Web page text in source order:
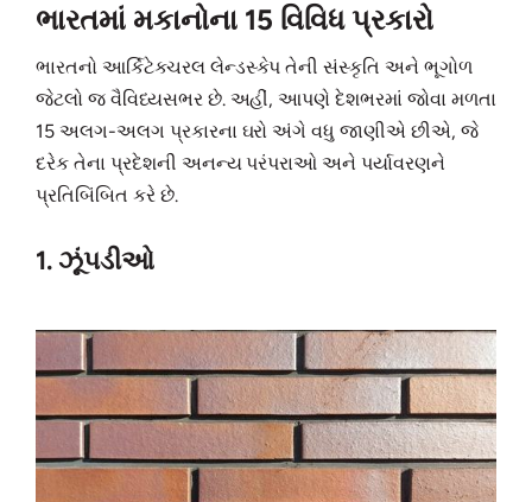
ભારતમાં મકાનોના 15 વિવિધ પ્રકારો
ભારતનો આર્કિટેક્ચરલ લેન્ડસ્કેપ તેની સંસ્કૃતિ અને ભૂગોળ
જેટલો જ વૈવિધ્યસભર છે. અહીં, આપણે દેશભરમાં જોવા મળતા
15 અલગ-અલગ પ્રકારના ઘરો અંગે વધુ જાણીએ છીએ, જે
દરેક તેના પ્રદેશની અનન્ય પરંપરાઓ અને પર્યાવરણને
પ્રતિબિંબિત કરે છે.
1. ઝૂંપડીઓ